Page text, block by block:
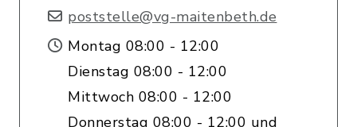
poststelle@vg-maitenbeth.de
Montag 08:00 - 12:00
Dienstag 08:00 - 12:00
Mittwoch 08:00 - 12:00
Donnerstag 08:00 - 12:00 und